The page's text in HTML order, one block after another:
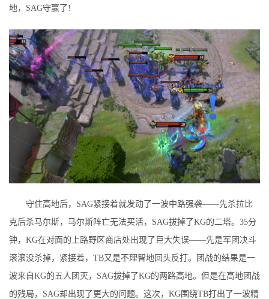
地，SAG守赢了!
守住高地后，SAG紧接着就发动了一波中路强袭——先杀拉比
克后杀马尔斯，马尔斯阵亡无法买活，SAG拔掉了KG的二塔。35分
钟，KG在对面的上路野区商店处出现了巨大失误——先是军团决斗
滚滚没杀掉，紧接着，TB又是不理智地回头反打。团战的结果是一
波来自KG的五人团灭，SAG拔掉了KG的两路高地。但是在高地团战
的残局，SAG却出现了更大的问题。这次，KG围绕TB打出了一波精